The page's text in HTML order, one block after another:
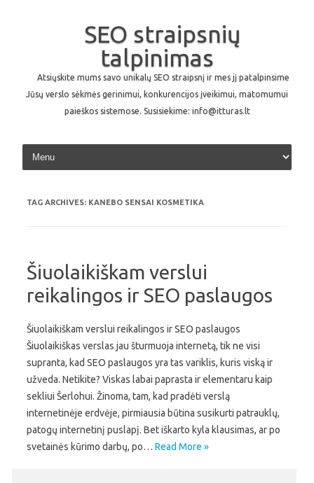
SEO straipsnių
talpinimas
Atsiųskite mums savo unikalų SEO straipsnį ir mes jį patalpinsime
Jūsų verslo sėkmės gerinimui, konkurencijos įveikimui, matomumui
paieškos sistemose. Susisiekime: info@itturas.lt
Skip to content
TAG ARCHIVES: KANEBO SENSAI KOSMETIKA
Šiuolaikiškam verslui
reikalingos ir SEO paslaugos
Šiuolaikiškam verslui reikalingos ir SEO paslaugos
Šiuolaikiškas verslas jau šturmuoja internetą, tik ne visi
supranta, kad SEO paslaugos yra tas variklis, kuris viską ir
užveda. Netikite? Viskas labai paprasta ir elementaru kaip
sekliui Šerlohui. Žinoma, tam, kad pradėti verslą
internetinėje erdvėje, pirmiausia būtina susikurti patrauklų,
patogų internetinį puslapį. Bet iškarto kyla klausimas, ar po
svetainės kūrimo darbų, po… Read More »